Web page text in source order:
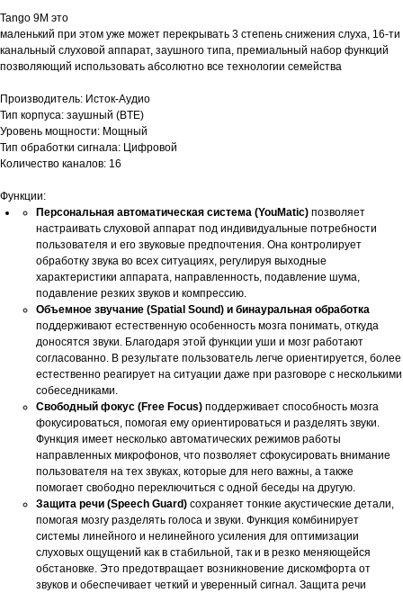
Tango 9М это
маленький при этом уже может перекрывать 3 степень снижения слуха, 16-ти
канальный слуховой аппарат, заушного типа, премиальный набор функций
позволяющий использовать абсолютно все технологии семейства
Производитель: Исток-Аудио
Тип корпуса: заушный (BTE)
Уровень мощности: Мощный
Тип обработки сигнала: Цифровой
Количество каналов: 16
Функции:
Персональная автоматическая система (YouMatic) позволяет
настраивать слуховой аппарат под индивидуальные потребности
пользователя и его звуковые предпочтения. Она контролирует
обработку звука во всех ситуациях, регулируя выходные
характеристики аппарата, направленность, подавление шума,
подавление резких звуков и компрессию.
Объемное звучание (Spatial Sound) и бинауральная обработка
поддерживают естественную особенность мозга понимать, откуда
доносятся звуки. Благодаря этой функции уши и мозг работают
согласованно. В результате пользователь легче ориентируется, более
естественно реагирует на ситуации даже при разговоре с несколькими
собеседниками.
Свободный фокус (Free Focus) поддерживает способность мозга
фокусироваться, помогая ему ориентироваться и разделять звуки.
Функция имеет несколько автоматических режимов работы
направленных микрофонов, что позволяет сфокусировать внимание
пользователя на тех звуках, которые для него важны, а также
помогает свободно переключиться с одной беседы на другую.
Защита речи (Speech Guard) сохраняет тонкие акустические детали,
помогая мозгу разделять голоса и звуки. Функция комбинирует
системы линейного и нелинейного усиления для оптимизации
слуховых ощущений как в стабильной, так и в резко меняющейся
обстановке. Это предотвращает возникновение дискомфорта от
звуков и обеспечивает четкий и уверенный сигнал. Защита речи